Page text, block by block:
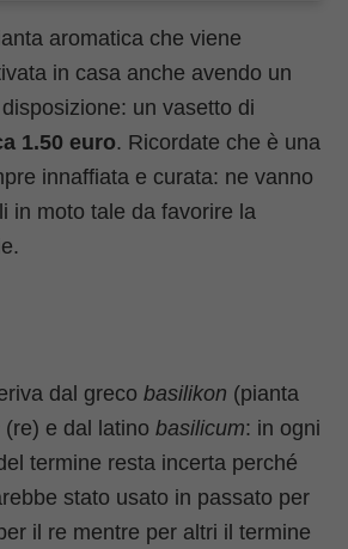
aromatica che viene
in casa anche avendo un
un vasetto di
1.50 euro. Ricordate che è una
innaffiata e curata: ne vanno
in moto tale da favorire la
dal greco basilikon (pianta
(re) e dal latino basilicum: in ogni
termine resta incerta perché
stato usato in passato per
il re mentre per altri il termine